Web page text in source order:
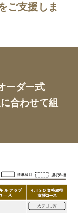
ご支援しま
ーダー式
合わせて組